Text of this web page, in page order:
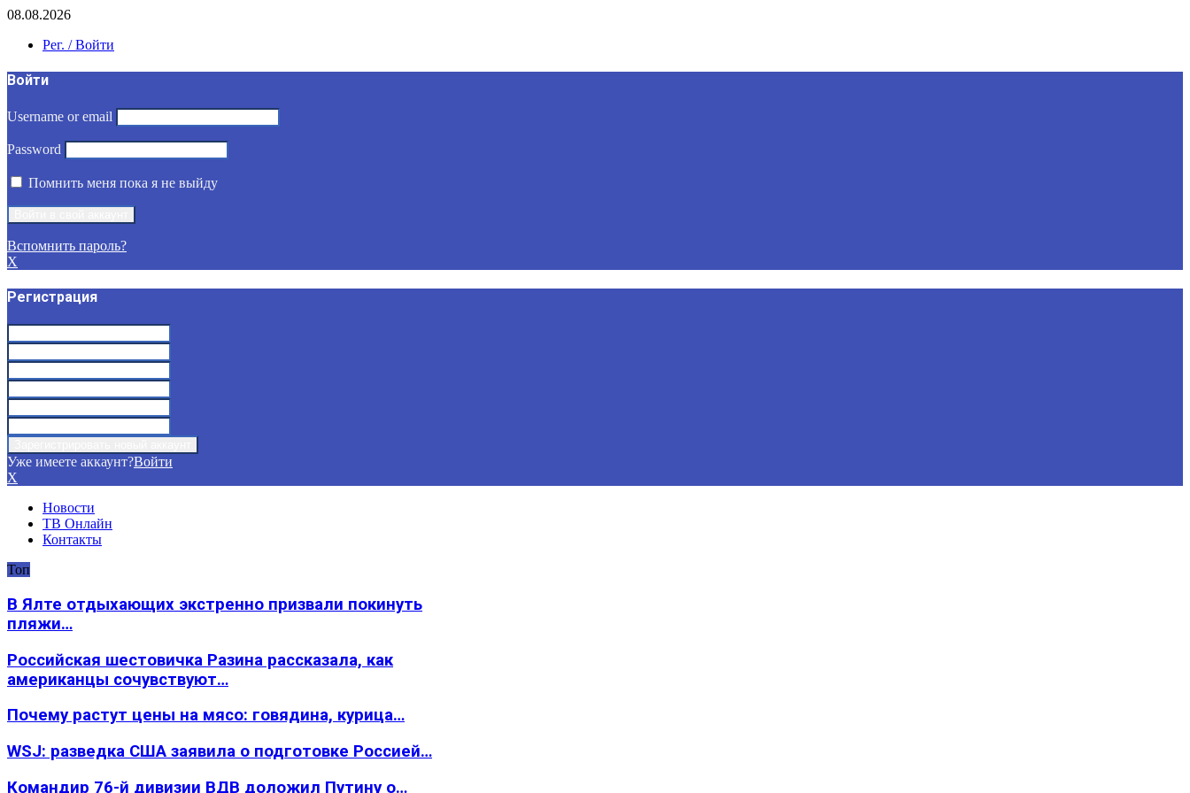
08.08.2026
Рег. / Войти
Войти
Username or email
Password
Помнить меня пока я не выйду
Вспомнить пароль?
X
Регистрация
Уже имеете аккаунт?Войти
X
Новости
ТВ Онлайн
Контакты
Топ
В Ялте отдыхающих экстренно призвали покинуть
пляжи…
Российская шестовичка Разина рассказала, как
американцы сочувствуют…
Почему растут цены на мясо: говядина, курица…
WSJ: разведка США заявила о подготовке Россией…
Командир 76-й дивизии ВДВ доложил Путину о…